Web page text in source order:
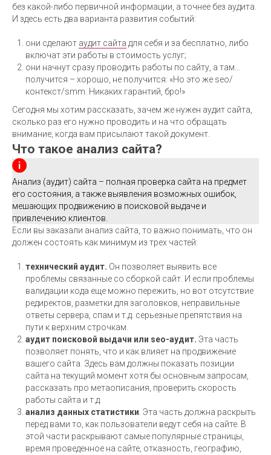
без какой-либо первичной информации, а точнее без аудита.
И здесь есть два варианта развития событий:
они сделают аудит сайта для себя и за бесплатно, либо
включат эти работы в стоимость услуг;
они начнут сразу проводить работы по сайту, а там…
получится – хорошо, не получится: «Но это же seo/
контекст/smm. Никаких гарантий, бро!»
Сегодня мы хотим рассказать, зачем же нужен аудит сайта,
сколько раз его нужно проводить и на что обращать
внимание, когда вам присылают такой документ.
Что такое анализ сайта?
Анализ (аудит) сайта – полная проверка сайта на предмет
его состояния, а также выявления возможных ошибок,
мешающих продвижению в поисковой выдаче и
привлечению клиентов.
Если вы заказали анализ сайта, то важно понимать, что он
должен состоять как минимум из трех частей:
технический аудит. Он позволяет выявить все
проблемы связанные со сборкой сайт. И если проблемы
валидации кода еще можно пережить, но вот отсутствие
редиректов, разметки для заголовков, неправильные
ответы сервера, спам и т.д. серьезные препятствия на
пути к верхним строчкам.
аудит поисковой выдачи или seo-аудит. Эта часть
позволяет понять, что и как влияет на продвижение
вашего сайта. Здесь вам должны показать позиции
сайта на текущий момент хотя бы основным запросам,
рассказать про метаописания, проверить скорость
работы сайта и т.д.
анализ данных статистики . Эта часть должна раскрыть
перед вами то, как пользователи ведут себя на сайте. В
этой части раскрывают самые популярные страницы,
время проведенное на сайте, отказность, географию,